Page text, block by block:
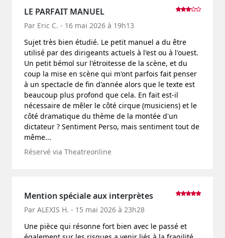
LE PARFAIT MANUEL
Par Eric C. - 16 mai 2026 à 19h13
Sujet très bien étudié. Le petit manuel a du être
utilisé par des dirigeants actuels à l'est ou à l'ouest.
Un petit bémol sur l'étroitesse de la scène, et du
coup la mise en scène qui m'ont parfois fait penser
à un spectacle de fin d'année alors que le texte est
beaucoup plus profond que cela. En fait est-il
nécessaire de mêler le côté cirque (musiciens) et le
côté dramatique du thème de la montée d'un
dictateur ? Sentiment Perso, mais sentiment tout de
même...
Réservé via Theatreonline
Mention spéciale aux interprètes
Par ALEXIS H. - 15 mai 2026 à 23h28
Une pièce qui résonne fort bien avec le passé et